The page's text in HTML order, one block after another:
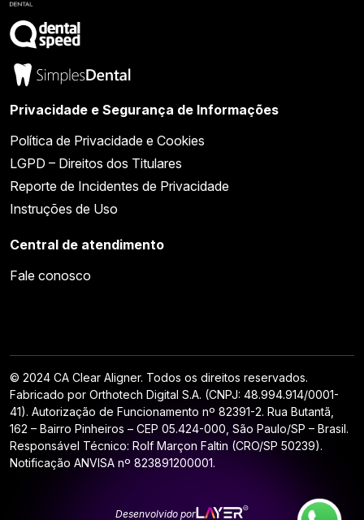
Privacidade e Segurança de Informações
Política de Privacidade e Cookies
LGPD – Direitos dos Titulares
Reporte de Incidentes de Privacidade
Instruções de Uso
Central de atendimento
Fale conosco
© 2024 CA Clear Aligner. Todos os direitos reservados.
Fabricado por Orthotech Digital S.A. (CNPJ: 48.994.914/0001-
41). Autorização de Funcionamento nº 82391-2. Rua Butantã,
162 – Bairro Pinheiros – CEP 05.424-000, São Paulo/SP – Brasil.
Responsável Técnico: Rolf Marçon Faltin (CRO/SP 50239).
Notificação ANVISA nº 823891200001.
Desenvolvido por